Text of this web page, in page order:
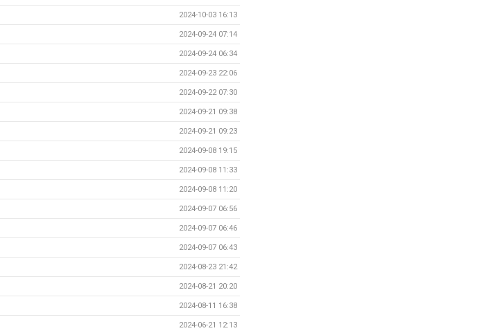
2024-10-03 16:13
2024-09-24 07:14
2024-09-24 06:34
2024-09-23 22:06
2024-09-22 07:30
2024-09-21 09:38
2024-09-21 09:23
2024-09-08 19:15
2024-09-08 11:33
2024-09-08 11:20
2024-09-07 06:56
2024-09-07 06:46
2024-09-07 06:43
2024-08-23 21:42
2024-08-21 20:20
2024-08-11 16:38
2024-06-21 12:13